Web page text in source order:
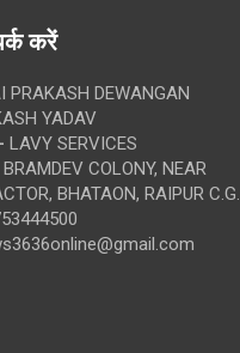
करें
PRAKASH DEWANGAN
YADAV
LAVY SERVICES
COLONY, NEAR
BHATAON, RAIPUR C.G.